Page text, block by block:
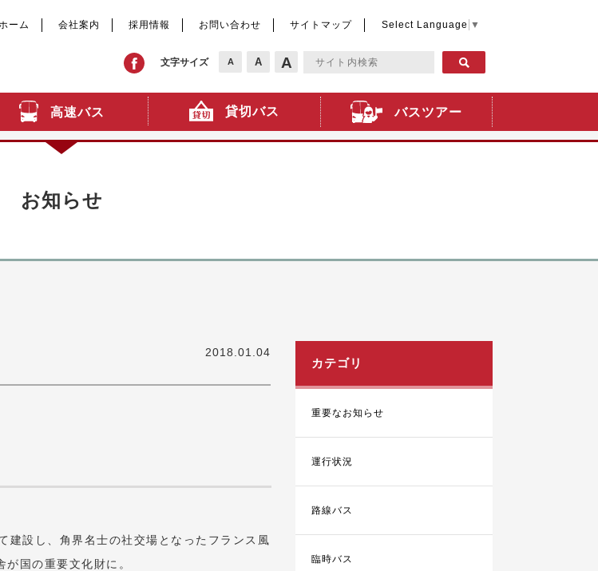
ーム 会社案内 採用情報 お問い合わせ サイトマップ Select Language ▼
文字サイズ A A A
高速バス 貸切バス バスツアー
お知らせ
2018.01.04
設し、角界名士の社交場となったフランス風
国の重要文化財に。
カテゴリ
重要なお知らせ
運行状況
路線バス
臨時バス